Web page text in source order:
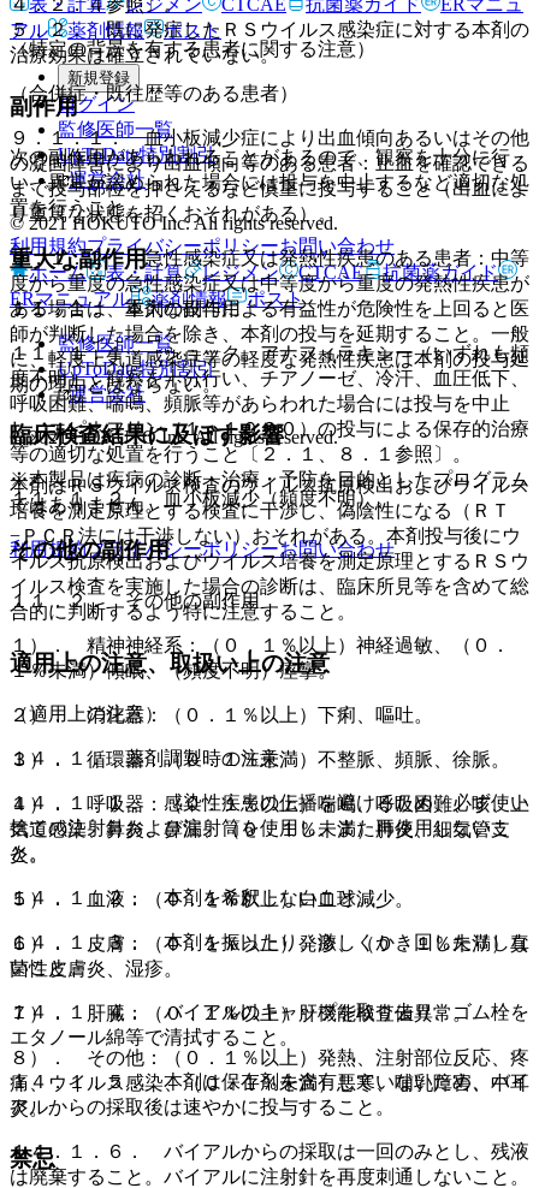
（特定の背景を有する患者に関する注意）
（合併症・既往歴等のある患者）
９．１．１． 血小板減少症により出血傾向あるいはその他
の凝固障害により出血傾向等のある患者：止血を確認できる
まで投与部位を押さえるなど慎重に投与すること（出血によ
り重篤な状態を招くおそれがある）。
９．１．２． 急性感染症又は発熱性疾患のある患者：中等
度から重度の急性感染症又は中等度から重度の発熱性疾患が
ある場合は、本剤の投与による有益性が危険性を上回ると医
師が判断した場合を除き、本剤の投与を延期すること。一般
に、軽度上気道感染症等の軽度な発熱性疾患は本剤の投与延
期の理由とはならない。
臨床検査結果に及ぼす影響
本剤はＲＳウイルス検査のウイルス抗原検出およびウイルス
培養を測定原理とする検査に干渉し、偽陰性になる（ＲＴ
−ＰＣＲ法には干渉しない）おそれがある。本剤投与後にウ
イルス抗原検出およびウイルス培養を測定原理とするＲＳウ
イルス検査を実施した場合の診断は、臨床所見等を含めて総
合的に判断するよう特に注意すること。
適用上の注意、取扱い上の注意
（適用上の注意）
１４．１． 薬剤調製時の注意
１４．１．１． 感染性疾患の伝播を避けるため、必ず使い
捨ての注射針および注射筒を使用し、また再使用しないこ
と。
１４．１．２． 本剤を希釈しないこと。
１４．１．３． 本剤を振ったり、激しくかき回したりしな
いこと。
１４．１．４． バイアルのキャップを取り去り、ゴム栓を
エタノール綿等で清拭すること。
１４．１．５． 本剤は保存剤を含有していないため、バイ
アルからの採取後は速やかに投与すること。
１４．１．６． バイアルからの採取は一回のみとし、残液
は廃棄すること。バイアルに注射針を再度刺通しないこと。
５．２． 既に発症したＲＳウイルス感染症に対する本剤の
治療効果は確立されていない。
副作用
次の副作用があらわれることがあるので、観察を十分に行
い、異常が認められた場合には投与を中止するなど適切な処
置を行うこと。
重大な副作用
１１．１． 重大な副作用
１１．１．１． ショック、アナフィラキシー（いずれも頻
度不明）：観察を十分行い、チアノーゼ、冷汗、血圧低下、
呼吸困難、喘鳴、頻脈等があらわれた場合には投与を中止
し、エピネフリン（１：１０００）の投与による保存的治療
等の適切な処置を行うこと〔２．１、８．１参照〕。
１１．１．２． 血小板減少（頻度不明）。
その他の副作用
１１．２． その他の副作用
１）． 精神神経系：（０．１％以上）神経過敏、（０．
１％未満）傾眠、（頻度不明）痙攣。
２）． 消化器：（０．１％以上）下痢、嘔吐。
３）． 循環器：（０．１％未満）不整脈、頻脈、徐脈。
４）． 呼吸器：（０．１％以上）喘鳴、呼吸困難、咳、上
気道感染、鼻炎、鼻漏、（０．１％未満）肺炎、細気管支
炎。
５）． 血液：（０．１％以上）白血球減少。
６）． 皮膚：（０．１％以上）発疹、（０．１％未満）真
菌性皮膚炎、湿疹。
７）． 肝臓：（０．１％以上）肝機能検査値異常。
８）． その他：（０．１％以上）発熱、注射部位反応、疼
痛、ウイルス感染、（０．１％未満）悪寒、哺乳障害、中耳
炎。
禁忌
アル
薬剤情報 ポスト
新規登録
ログイン
監修医師一覧
UpToDate特別割引
運営会社
© 2021 HOKUTO Inc. All rights reserved.
利用規約プライバシーポリシーお問い合わせ
ホーム
表・計算 レジメン CTCAE
抗菌薬ガイド
ERマニュアル
薬剤情報 ポスト
監修医師一覧
UpToDate特別割引
運営会社
© 2021 HOKUTO Inc. All rights reserved.
※本製品は疾病の診断・治療・予防を目的としたプログラム
ではありません。
利用規約プライバシーポリシーお問い合わせ